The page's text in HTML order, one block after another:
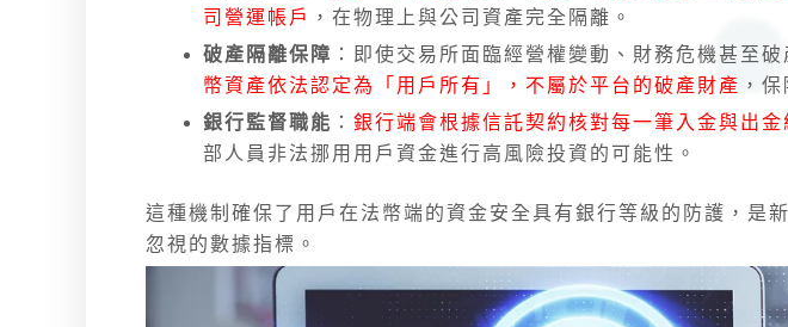
司營運帳戶 ，在物理上與公司資產完全隔離。
破產隔離保障 ：即使交易所面臨經營權變動、財務危機甚至破
幣資產依法認定為「用戶所有」，不屬於平台的破產財產 ，
銀行監督職能 ： 銀行端會根據信託契約核對每一筆入金與出金
部人員非法挪用用戶資金進行高風險投資的可能性。
這種機制確保了用戶在法幣端的資金安全具有銀行等級的防護，是
忽視的數據指標。